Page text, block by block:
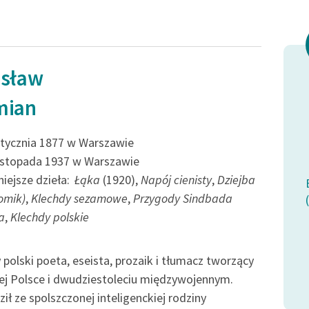
1877 w Warszawie
1937 w Warszawie
dzieła: Łąka (1920),Napój cienisty,Dziejba
,Klechdy sezamowe,Przygody Sindbada
,Klechdy polskie
polski poeta, eseista, prozaik i tłumacz tworzący
Polsce i dwudziestoleciu międzywojennym.
ze spolszczonej inteligenckiej rodziny
Nie bój
tym
Trzy róże
Dusza i dłoń.
Bolesław Leśmian, Łąka (tom), Trzy róże
(cykl), Powrót